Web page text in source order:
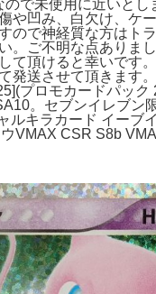
ので未使用に近いとし
や凹み、白欠け、ケ
ので神経質な方はト
。ご不明な点ありま
て頂けると幸いです
発送させて頂きます
プロモカードパック
。セブンイレブン
ルキラカード イーブイ
VMAX CSR S8b